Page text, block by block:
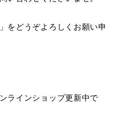
をどうぞよろしくお願い申
ラインショップ更新中で